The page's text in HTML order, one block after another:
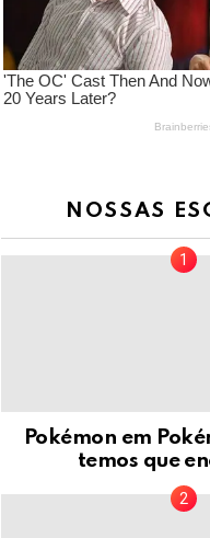
NOSSAS
Pokémon em
temos que